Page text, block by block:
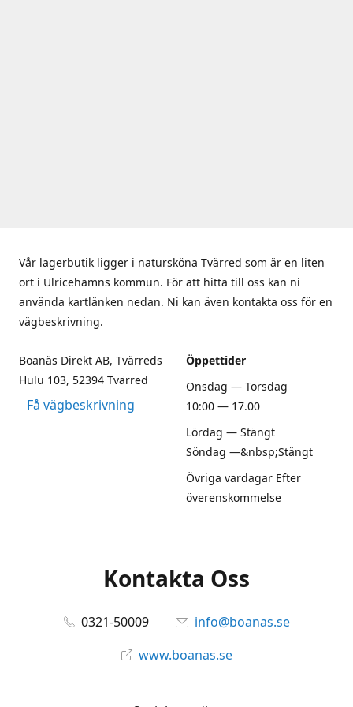
Vår lagerbutik ligger i natursköna Tvärred som är en liten
ort i Ulricehamns kommun. För att hitta till oss kan ni
använda kartlänken nedan. Ni kan även kontakta oss för en
vägbeskrivning.
Boanäs Direkt AB, Tvärreds
Hulu 103, 52394 Tvärred
Få vägbeskrivning
Öppettider
Onsdag — Torsdag
10:00 — 17.00
Lördag — Stängt
Söndag —&nbsp;Stängt
Övriga vardagar Efter
överenskommelse
Kontakta Oss
0321-50009
info@boanas.se
www.boanas.se